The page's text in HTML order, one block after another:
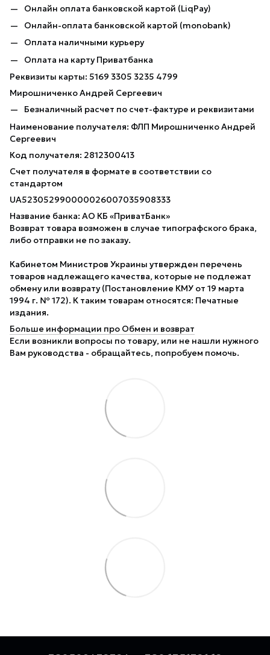
Онлайн оплата банковской картой (LiqPay)
Онлайн-оплата банковской картой (monobank)
Оплата наличными курьеру
Оплата на карту Приватбанка
Реквизиты карты: 5169 3305 3235 4799
Мирошниченко Андрей Сергеевич
Безналичный расчет по счет-фактуре и реквизитами
Наименование получателя: ФЛП Мирошниченко Андрей
Сергеевич
Код получателя: 2812300413
Счет получателя в формате в соответствии со
стандартом
UA523052990000026007035908333
Название банка: АО КБ «ПриватБанк»
Возврат товара возможен в случае типографского брака,
либо отправки не по заказу.
Кабинетом Министров Украины утвержден перечень
товаров надлежащего качества, которые не подлежат
обмену или возврату (Постановление КМУ от 19 марта
1994 г. № 172). К таким товарам относятся: Печатные
издания.
Больше информации про Обмен и возврат
Если возникли вопросы по товару, или не нашли нужного
Вам руководства - обращайтесь, попробуем помочь.